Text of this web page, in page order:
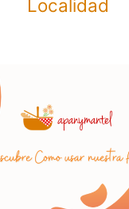
Localidad